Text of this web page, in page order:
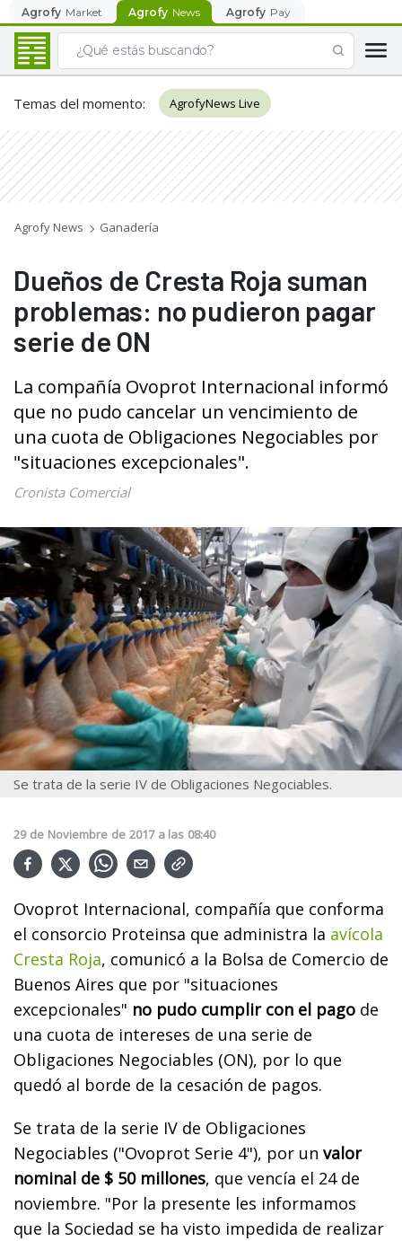
Agrofy Market Agrofy News Agrofy Pay
Temas del momento: AgrofyNews Live
Agrofy News Ganadería
Dueños de Cresta Roja suman
problemas: no pudieron pagar
serie de ON
La compañía Ovoprot Internacional informó
que no pudo cancelar un vencimiento de
una cuota de Obligaciones Negociables por
"situaciones excepcionales".
Cronista Comercial
Se trata de la serie IV de Obligaciones Negociables.
29 de Noviembre de 2017 a las 08:40
Ovoprot Internacional, compañía que conforma
el consorcio Proteinsa que administra la avícola
Cresta Roja, comunicó a la Bolsa de Comercio de
Buenos Aires que por "situaciones
excepcionales" no pudo cumplir con el pago de
una cuota de intereses de una serie de
Obligaciones Negociables (ON), por lo que
quedó al borde de la cesación de pagos.
Se trata de la serie IV de Obligaciones
Negociables ("Ovoprot Serie 4"), por un valor
nominal de $ 50 millones, que vencía el 24 de
noviembre. "Por la presente les informamos
que la Sociedad se ha visto impedida de realizar